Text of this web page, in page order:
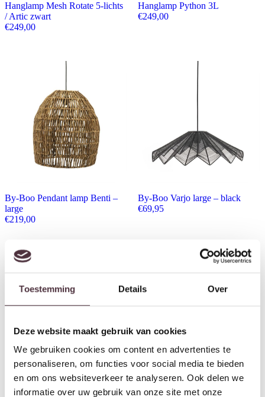
Toestemming Details Over
Deze website maakt gebruik van cookies
We gebruiken cookies om content en advertenties te
personaliseren, om functies voor social media te bieden
en om ons websiteverkeer te analyseren. Ook delen we
informatie over uw gebruik van onze site met onze
Hanglamp Mesh Rotate 5-lichts
/ Artic zwart
€249,00
Hanglamp Python 3L
€249,00
By-Boo Pendant lamp Benti –
large
€219,00
By-Boo Varjo large – black
€69,95
By-Boo Pendant lamp Sana
Richmond Interiors Hanglamp